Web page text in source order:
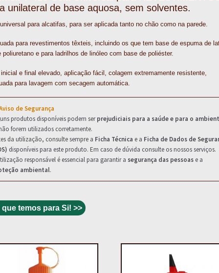
k
s
n
p
unilateral de base aquosa, sem solventes.
para alcatifas, para ser aplicada tanto no chão como na parede.
para revestimentos têxteis, incluindo os que tem base de espuma de
poliuretano e para ladrilhos de linóleo com base de poliéster.
e final elevado, aplicação fácil, colagem extremamente resistente,
para lavagem com secagem automática.
de Segurança
produtos disponíveis podem serprejudiciais para a saúde e para o
forem utilizados corretamente.
da utilização, consulte sempre a Ficha Técnica e a Ficha de Dados de
disponíveis para este produto. Em caso de dúvida consulte os nossos serviços.
responsável é essencial para garantir a segurança das pessoase a
ambiental.
temos para Si! >>